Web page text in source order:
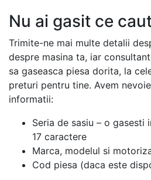
Nu ai gasit ce
Trimite-ne mai multe detalii
despre masina ta, iar
sa gaseasca piesa dorita, la
preturi pentru tine. Avem
informatii:
Seria de sasiu – o gasesti
17 caractere
Marca, modelul si
Cod piesa (daca este